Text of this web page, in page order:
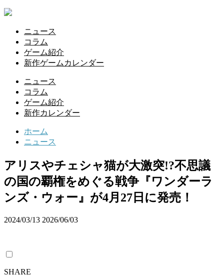
ニュース
コラム
ゲーム紹介
新作ゲームカレンダー
ニュース
コラム
ゲーム紹介
新作カレンダー
ホーム
ニュース
アリスやチェシャ猫が大激突!?不思議
の国の覇権をめぐる戦争『ワンダーラ
ンズ・ウォー』が4月27日に発売！
2024/03/13 2026/06/03
SHARE